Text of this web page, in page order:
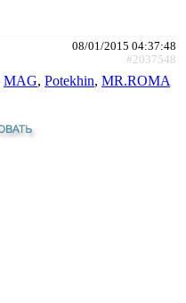
08/01/2015 04:37:48
#2037548
MAG, Potekhin, MR.ROMA